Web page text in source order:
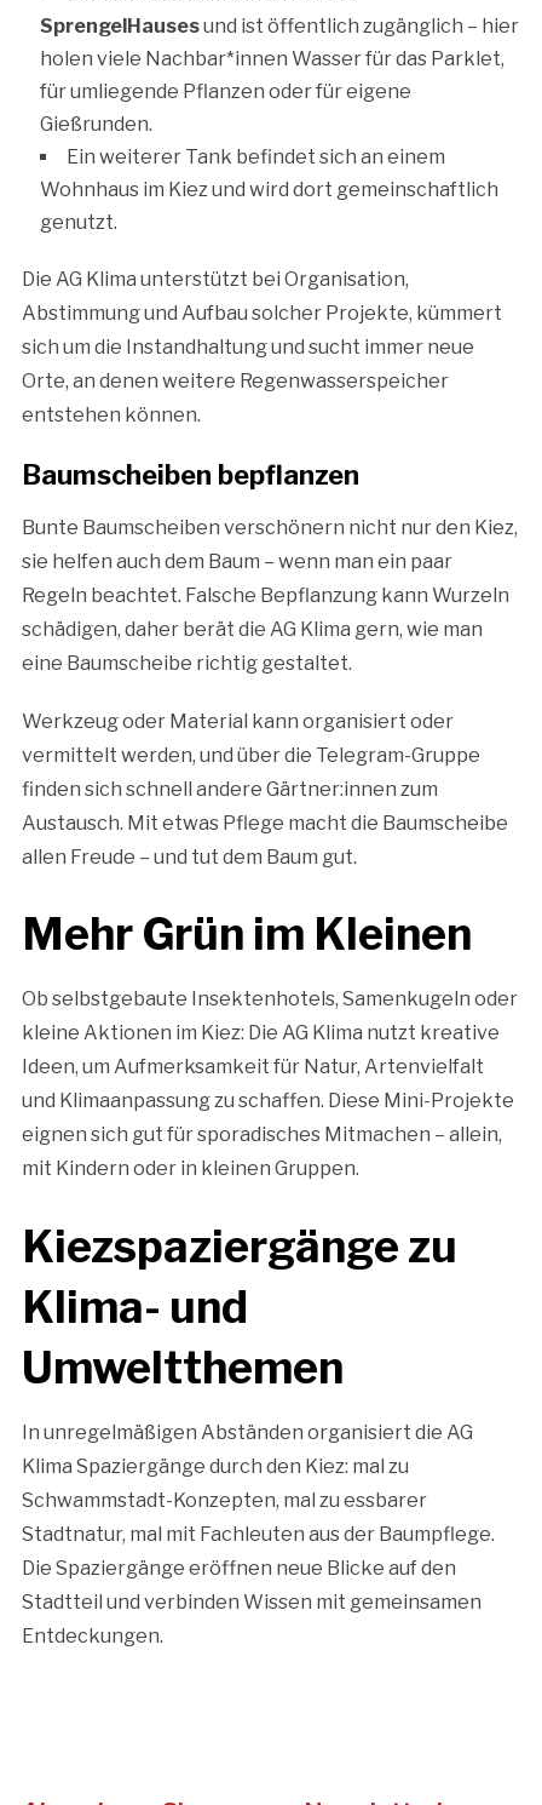
SprengelHausesund ist öffentlich zugänglich – hier
holen viele Nachbar*innen Wasser für das Parklet,
für umliegende Pflanzen oder für eigene
Gießrunden.
Ein weiterer Tank befindet sich an einem
Wohnhaus im Kiez und wird dort gemeinschaftlich
genutzt.
Die AG Klima unterstützt bei Organisation,
Abstimmung und Aufbau solcher Projekte, kümmert
sich um die Instandhaltung und sucht immer neue
Orte, an denen weitere Regenwasserspeicher
entstehen können.
Baumscheiben bepflanzen
Bunte Baumscheiben verschönern nicht nur den Kiez,
sie helfen auch dem Baum – wenn man ein paar
Regeln beachtet. Falsche Bepflanzung kann Wurzeln
schädigen, daher berät die AG Klima gern, wie man
eine Baumscheibe richtig gestaltet.
Werkzeug oder Material kann organisiert oder
vermittelt werden, und über die Telegram-Gruppe
finden sich schnell andere Gärtner:innen zum
Austausch. Mit etwas Pflege macht die Baumscheibe
allen Freude – und tut dem Baum gut.
Mehr Grün im Kleinen
Ob selbstgebaute Insektenhotels, Samenkugeln oder
kleine Aktionen im Kiez: Die AG Klima nutzt kreative
Ideen, um Aufmerksamkeit für Natur, Artenvielfalt
und Klimaanpassung zu schaffen. Diese Mini-Projekte
eignen sich gut für sporadisches Mitmachen – allein,
mit Kindern oder in kleinen Gruppen.
Kiezspaziergänge zu
Klima- und
Umweltthemen
In unregelmäßigen Abständen organisiert die AG
Klima Spaziergänge durch den Kiez: mal zu
Schwammstadt-Konzepten, mal zu essbarer
Stadtnatur, mal mit Fachleuten aus der Baumpflege.
Die Spaziergänge eröffnen neue Blicke auf den
Stadtteil und verbinden Wissen mit gemeinsamen
Entdeckungen.